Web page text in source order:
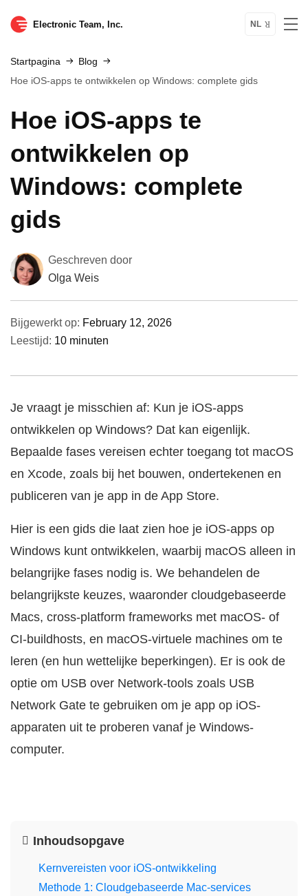
Electronic Team, Inc. NL
Startpagina
Blog
Hoe iOS-apps te ontwikkelen op Windows: complete gids
Hoe iOS-apps te
ontwikkelen op
Windows: complete
gids
Geschreven door
Olga Weis
Bijgewerkt op: February 12, 2026
Leestijd: 10 minuten
Je vraagt je misschien af: Kun je iOS-apps
ontwikkelen op Windows? Dat kan eigenlijk.
Bepaalde fases vereisen echter toegang tot macOS
en Xcode, zoals bij het bouwen, ondertekenen en
publiceren van je app in de App Store.
Hier is een gids die laat zien hoe je iOS-apps op
Windows kunt ontwikkelen, waarbij macOS alleen in
belangrijke fases nodig is. We behandelen de
belangrijkste keuzes, waaronder cloudgebaseerde
Macs, cross-platform frameworks met macOS- of
CI-buildhosts, en macOS-virtuele machines om te
leren (en hun wettelijke beperkingen). Er is ook de
optie om USB over Network-tools zoals USB
Network Gate te gebruiken om je app op iOS-
apparaten uit te proberen vanaf je Windows-
computer.
Inhoudsopgave
Kernvereisten voor iOS-ontwikkeling
Methode 1: Cloudgebaseerde Mac-services